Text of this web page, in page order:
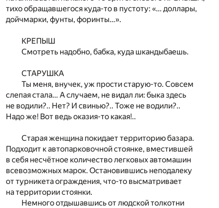
тихо обращавшегося куда-то в пустоту: «… доллары,
дойчмарки, фунты, форинты…».
КРЕПЫШ
Смотреть надобно, бабка, куда шкандыбаешь.
СТАРУШКА
Ты меня, внучек, уж прости старую-то. Совсем
слепая стала… А случаем, не видал ли: быка здесь
не водили?.. Нет? И свинью?.. Тоже не водили?..
Надо же! Вот ведь оказия-то какая!..
Старая женщина покидает территорию базара.
Подходит к автопарковочной стоянке, вместившей
в себя несчётное количество легковых автомашин
всевозможных марок. Остановившись неподалеку
от турникета ограждения, что-то высматривает
на территории стоянки.
Немного отдышавшись от людской толкотни